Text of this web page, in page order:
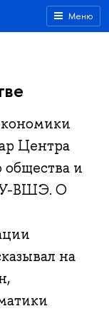
Меню
Центра
общества и
ВШЭ. О
на